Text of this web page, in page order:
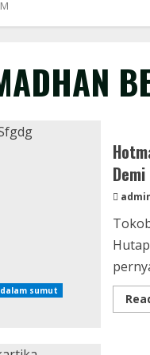
sumut